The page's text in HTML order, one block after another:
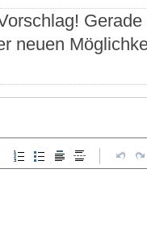
neuen